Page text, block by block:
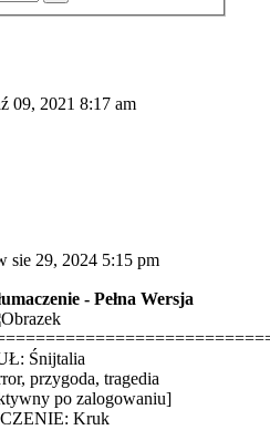
09, 2021 8:17 am
sie 29, 2024 5:15 pm
- Pełna Wersja
Śnijtalia
przygoda, tragedia
po zalogowaniu]
Kruk